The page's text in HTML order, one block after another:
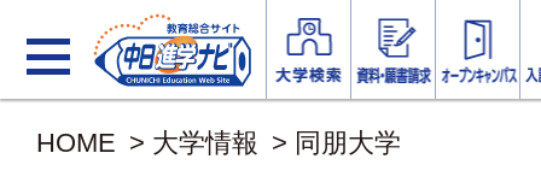
HOME > 大学情報 > 同朋大学